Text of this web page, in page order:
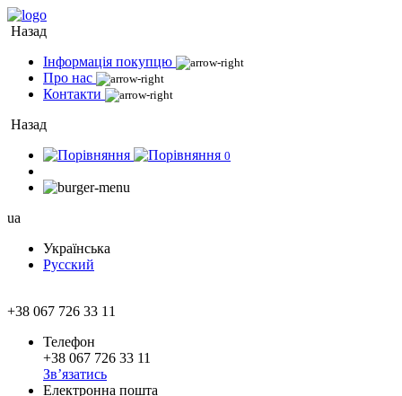
Назад
Інформація покупцю
Про нас
Контакти
Назад
0
ua
Українська
Русский
+38 067 726 33 11
Телефон
+38 067 726 33 11
Зв’язатись
Електронна пошта